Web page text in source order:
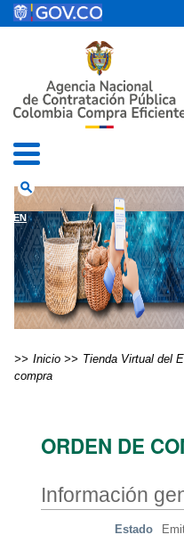
Pasar al contenido principal
• Consulta RUES
• Preguntas Frecuentes
search
EN
Inicio Tienda Virtual del
compra
ORDEN DE
Información
Estado